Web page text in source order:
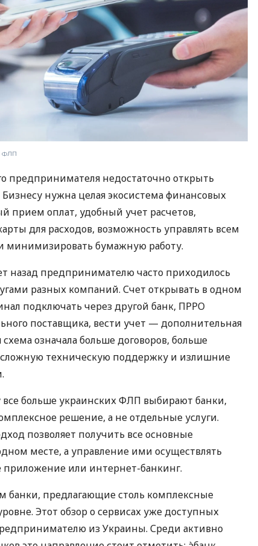
ФЛП
предпринимателя недостаточно открыть
Бизнесу нужна целая экосистема финансовых
прием оплат, удобный учет расчетов,
для расходов, возможность управлять всем
минимизировать бумажную работу.
назад предпринимателю часто приходилось
разных компаний. Счет открывать в одном
подключать через другой банк, ПРРО
поставщика, вести учет — дополнительная
схема означала больше договоров, больше
сложную техническую поддержку и излишние
больше украинских ФЛП выбирают банки,
решение, а не отдельные услуги.
позволяет получить все основные
месте, а управление ими осуществлять
приложение или интернет-банкинг.
банки, предлагающие столь комплексные
Этот обзор о сервисах уже доступных
из Украины. Среди активно